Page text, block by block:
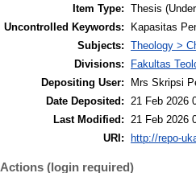
Item Type: Thesis
Uncontrolled Keywords:
Kapasitas
Subjects: Theology >
Divisions:
Fakultas
Depositing User:
Mrs Skripsi
Date Deposited:
21 Feb 2026
Last Modified:
21 Feb 2026
URI:
http://repo-
Actions (login required)